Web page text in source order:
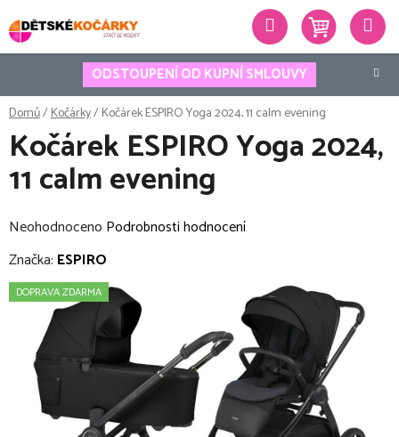
na
obsah
ODSTOUPENÍ OD KUPNÍ SMLOUVY
Hledat
Domů/Kočárky/Kočárek ESPIRO Yoga 2024, 11 calm evening
Kočárek ESPIRO Yoga 2024,
11 calm evening
Průměrné
hodnocení
je
hvězdiček.
Neohodnoceno Podrobnosti hodnocení
Značka: ESPIRO
DOPRAVA ZDARMA